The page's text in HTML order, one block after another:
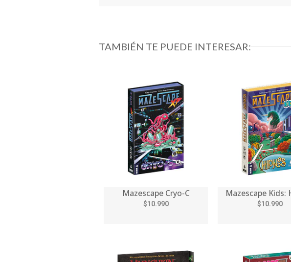
TAMBIÉN TE PUEDE INTERESAR:
Mazescape Cryo-C
$10.990
Mazescape Kids:
$10.990